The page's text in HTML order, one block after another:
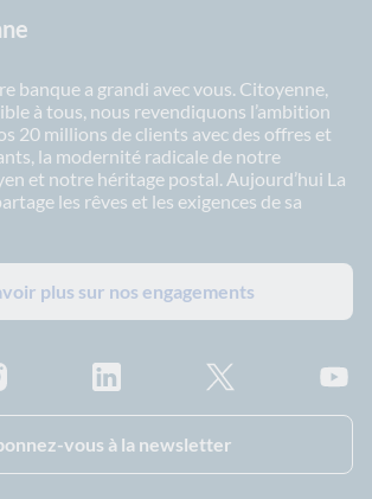
banque a grandi avec vous. Citoyenne,
à tous, nous revendiquons l’ambition
20 millions de clients avec des offres et
la modernité radicale de notre
et notre héritage postal. Aujourd’hui La
les rêves et les exigences de sa
plus sur nos engagements
vous à la newsletter